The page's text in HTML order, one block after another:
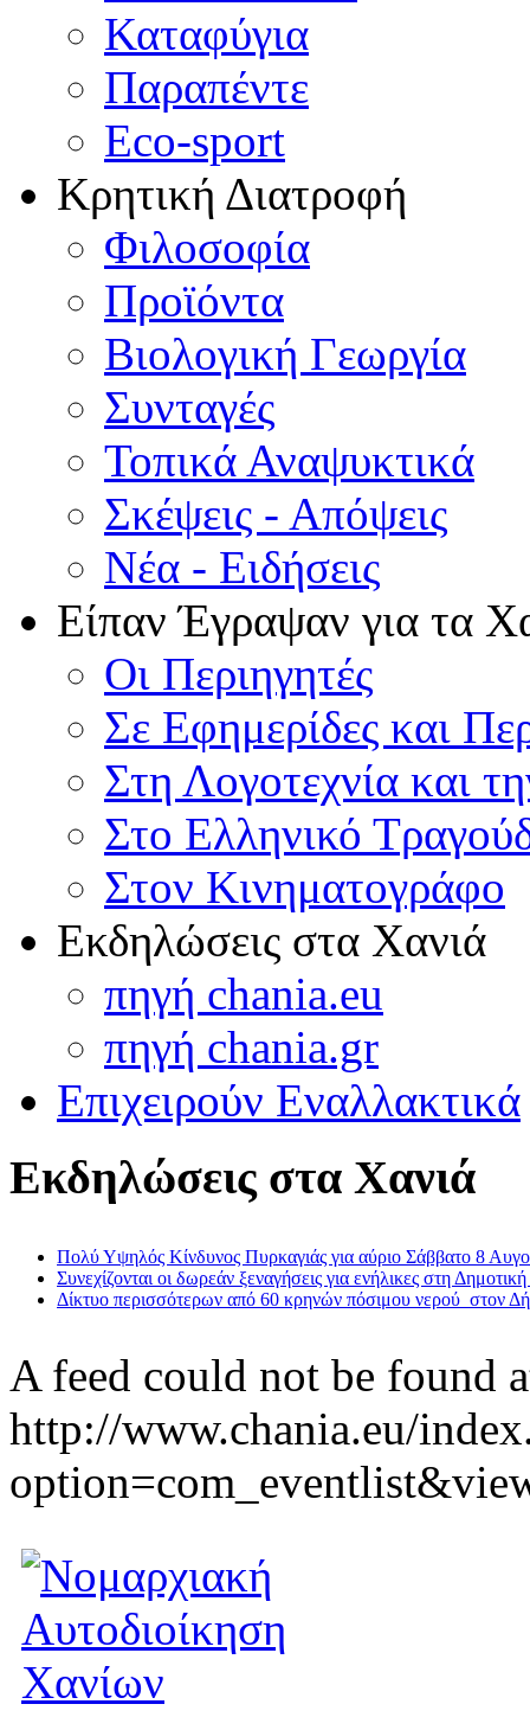
Καταφύγια
Παραπέντε
Eco-sport
Κρητική Διατροφή
Φιλοσοφία
Προϊόντα
Βιολογική Γεωργία
Συνταγές
Τοπικά Αναψυκτικά
Σκέψεις - Απόψεις
Νέα - Ειδήσεις
Είπαν Έγραψαν για τα
Οι Περιηγητές
Σε Εφημερίδες και
Στη Λογοτεχνία και
Στο Ελληνικό
Στον Κινηματογράφο
Εκδηλώσεις στα Χανιά
πηγή chania.eu
πηγή chania.gr
Επιχειρούν Εναλλακτικά
Εκδηλώσεις στα Χανιά
Πολύ Υψηλός Κίνδυνος Πυρκαγιάς για αύριο Σάββατο 8
Συνεχίζονται οι δωρεάν ξεναγήσεις για ενήλικες στη
Δίκτυο περισσότερων από 60 κρηνών πόσιμου νερού στον
A feed could not be found
http://www.chania.eu/